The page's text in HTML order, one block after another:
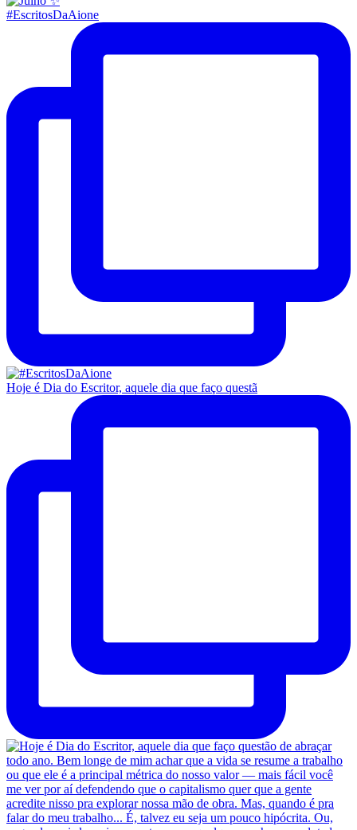
#EscritosDaAione
Hoje é Dia do Escritor, aquele dia que faço questã